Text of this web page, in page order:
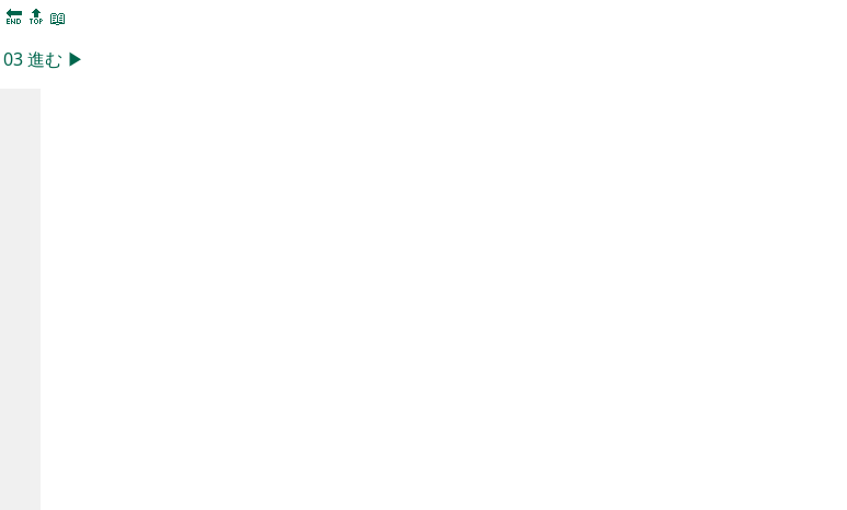
🔚 🔝 📖
03進む ▶